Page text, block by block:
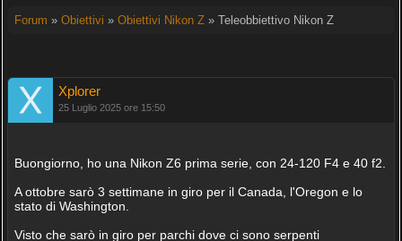
Forum » Obiettivi » Obiettivi Nikon Z» Teleobbiettivo Nikon Z
Xplorer
25 Luglio 2025 ore 15:50
Buongiorno, ho una Nikon Z6 prima serie, con 24-120 F4 e 40 f2.
A ottobre sarò 3 settimane in giro per il Canada, l'Oregon e lo
stato di Washington.
Visto che sarò in giro per parchi dove ci sono serpenti